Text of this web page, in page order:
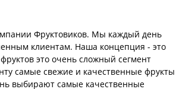
Фруктовиков. Мы каждый день
клиентам. Наша концепция - это
это очень сложный сегмент
самые свежие и качественные фрукты
выбирают самые качественные